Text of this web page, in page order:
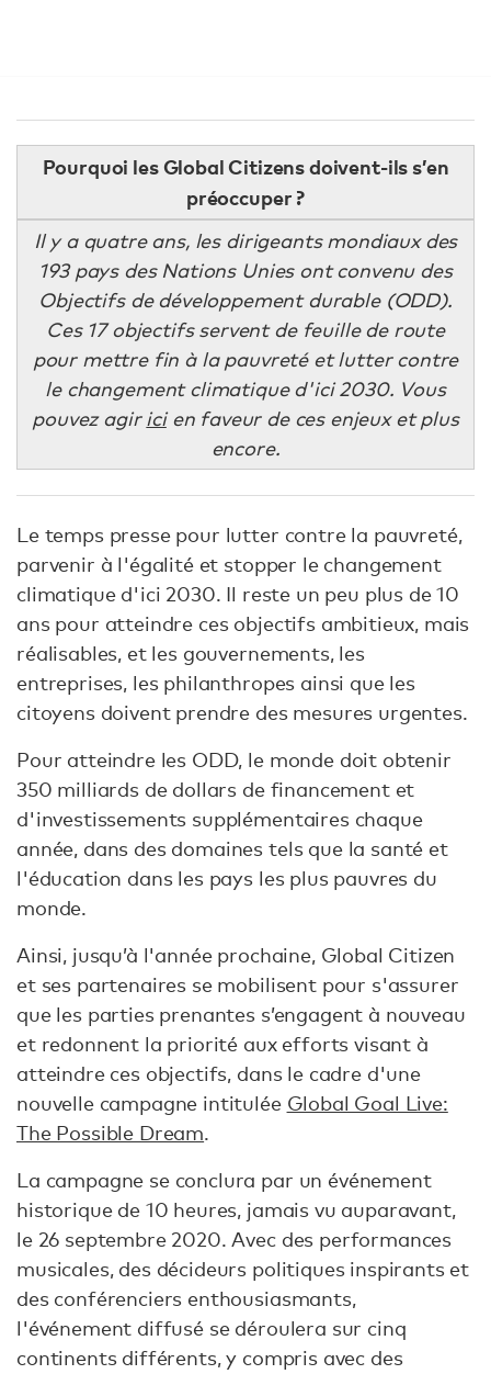
Pourquoi les Global Citizens doivent-ils s’en
préoccuper ?
Il y a quatre ans, les dirigeants mondiaux des
193 pays des Nations Unies ont convenu des
Objectifs de développement durable (ODD).
Ces 17 objectifs servent de feuille de route
pour mettre fin à la pauvreté et lutter contre
le changement climatique d'ici 2030. Vous
pouvez agir icien faveur de ces enjeux et plus
encore.
Le temps presse pour lutter contre la pauvreté,
parvenir à l'égalité et stopper le changement
climatique d'ici 2030. Il reste un peu plus de 10
ans pour atteindre ces objectifs ambitieux, mais
réalisables, et les gouvernements, les
entreprises, les philanthropes ainsi que les
citoyens doivent prendre des mesures urgentes.
Pour atteindre les ODD, le monde doit obtenir
350 milliards de dollars de financement et
d'investissements supplémentaires chaque
année, dans des domaines tels que la santé et
l'éducation dans les pays les plus pauvres du
monde.
Ainsi, jusqu’à l'année prochaine, Global Citizen
et ses partenaires se mobilisent pour s'assurer
que les parties prenantes s’engagent à nouveau
et redonnent la priorité aux efforts visant à
atteindre ces objectifs, dans le cadre d'une
nouvelle campagne intitulée Global Goal Live:
The Possible Dream.
La campagne se conclura par un événement
historique de 10 heures, jamais vu auparavant,
le 26 septembre 2020. Avec des performances
musicales, des décideurs politiques inspirants et
des conférenciers enthousiasmants,
l'événement diffusé se déroulera sur cinq
continents différents, y compris avec des